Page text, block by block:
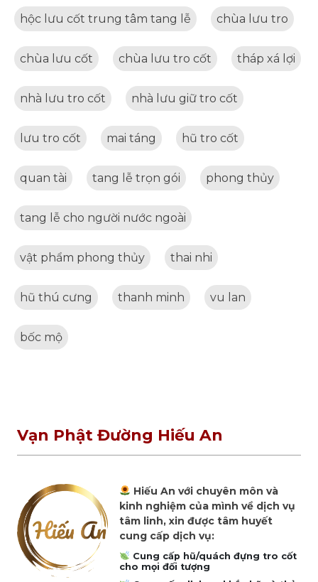
hộc lưu cốt trung tâm tang lễ chùa lưu tro
chùa lưu cốt chùa lưu tro cốt tháp xá lợi
nhà lưu tro cốt nhà lưu giữ tro cốt
lưu tro cốt mai táng hũ tro cốt
quan tài tang lễ trọn gói phong thủy
tang lễ cho người nước ngoài
vật phẩm phong thủy thai nhi
hũ thú cưng thanh minh vu lan
bốc mộ
Vạn Phật Đường Hiếu An
Hiếu An với chuyên môn và
kinh nghiệm của mình về dịch vụ
tâm linh, xin được tâm huyết
cung cấp dịch vụ:
Cung cấp hũ/quách đựng tro cốt
cho mọi đối tượng